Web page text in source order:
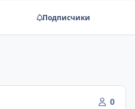
Подписчики
0